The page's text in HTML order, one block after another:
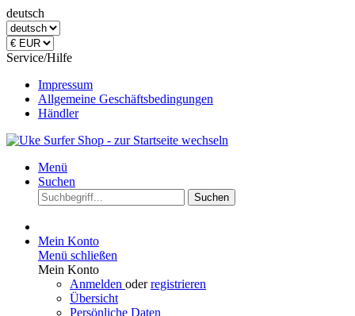
deutsch
Service/Hilfe
Impressum
Allgemeine Geschäftsbedingungen
Händler
Menü
Suchen
Suchen
Mein Konto
Menü schließen
Mein Konto
Anmelden oderregistrieren
Übersicht
Persönliche Daten